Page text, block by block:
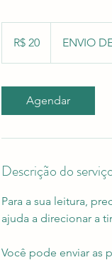
brasileiros
R$ 20 ENVIO
Agendar
Descrição do
Para a sua leitura,
ajuda a direcionar a
Você pode enviar as